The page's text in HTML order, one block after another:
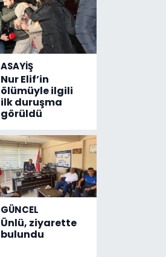
ASAYİŞ
Nur Elif’in
ölümüyle ilgili
ilk duruşma
görüldü
GÜNCEL
Ünlü, ziyarette
bulundu